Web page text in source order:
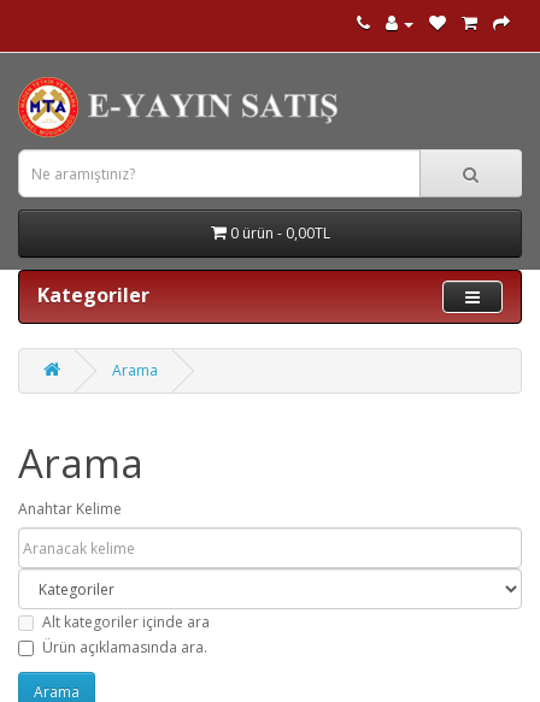
0 ürün - 0,00TL
Kategoriler
Arama
Arama
Anahtar Kelime
Alt kategoriler içinde ara
Ürün açıklamasında ara.